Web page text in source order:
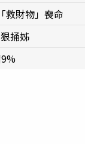
救財物」喪命
捅姊
9%